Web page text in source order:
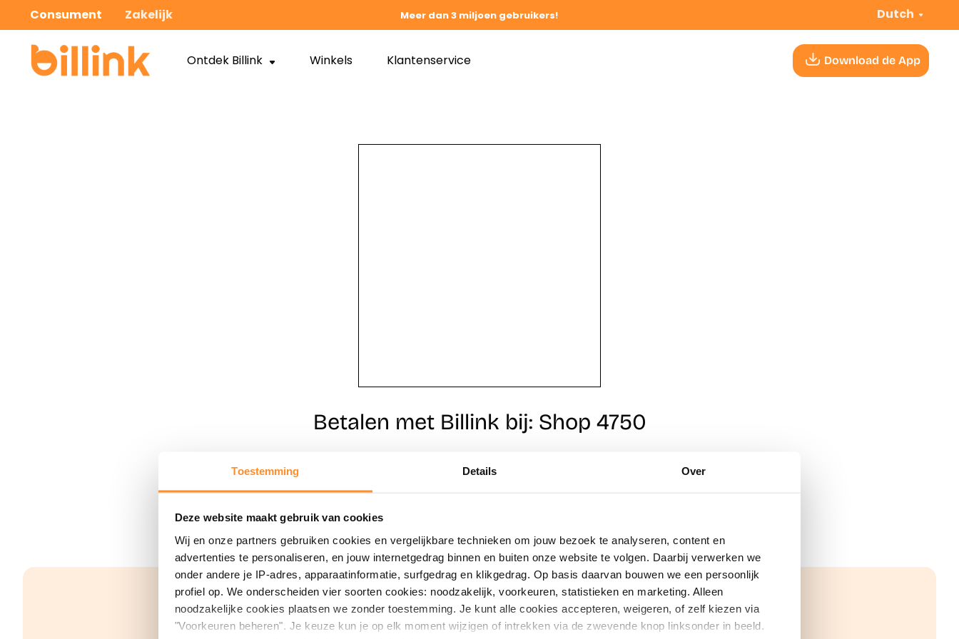
Toestemming Details Over
Deze website maakt gebruik van cookies
Wij en onze partners gebruiken cookies en vergelijkbare technieken om jouw bezoek te analyseren, content en
advertenties te personaliseren, en jouw internetgedrag binnen en buiten onze website te volgen. Daarbij verwerken we
onder andere je IP-adres, apparaatinformatie, surfgedrag en klikgedrag. Op basis daarvan bouwen we een persoonlijk
profiel op. We onderscheiden vier soorten cookies: noodzakelijk, voorkeuren, statistieken en marketing. Alleen
noodzakelijke cookies plaatsen we zonder toestemming. Je kunt alle cookies accepteren, weigeren, of zelf kiezen via
"Voorkeuren beheren". Je keuze kun je op elk moment wijzigen of intrekken via de zwevende knop linksonder in beeld.
Consument Zakelijk Meer dan 3 miljoen gebruikers! Dutch
Ontdek Billink Winkels Klantenservice Download de App
Betalen met Billink bij: Shop 4750